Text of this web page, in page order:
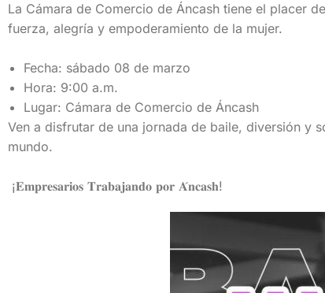
La Cámara de Comercio de Áncash tiene el placer
fuerza, alegría y empoderamiento de la mujer.
Fecha: sábado 08 de marzo
Hora: 9:00 a.m.
Lugar: Cámara de Comercio de Áncash
Ven a disfrutar de una jornada de baile, diversión y
mundo.
¡𝐄𝐦𝐩𝐫𝐞𝐬𝐚𝐫𝐢𝐨𝐬 𝐓𝐫𝐚𝐛𝐚𝐣𝐚𝐧𝐝𝐨 𝐩𝐨𝐫 𝐀́𝐧𝐜𝐚𝐬𝐡!